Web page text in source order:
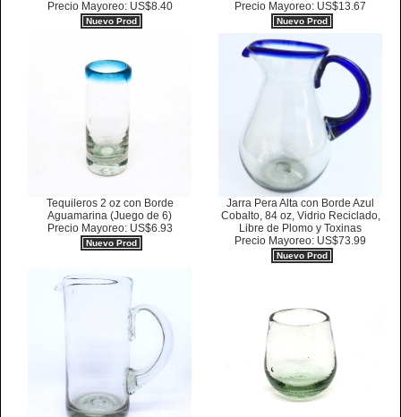
Precio Mayoreo: US$8.40
Nuevo Prod
Precio Mayoreo: US$13.67
Nuevo Prod
Tequileros 2 oz con Borde
Aguamarina (Juego de 6)
Precio Mayoreo: US$6.93
Nuevo Prod
Jarra Pera Alta con Borde Azul
Cobalto, 84 oz, Vidrio Reciclado,
Libre de Plomo y Toxinas
Precio Mayoreo: US$73.99
Nuevo Prod